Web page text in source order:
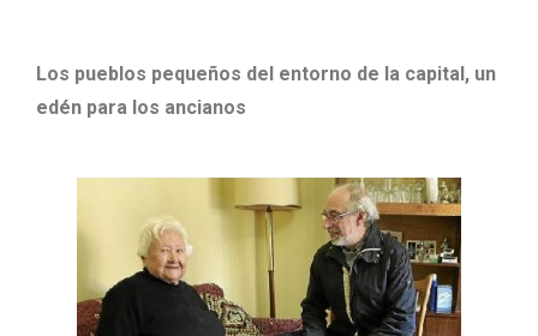
Los pueblos pequeños del entorno de la capital, un
edén para los ancianos